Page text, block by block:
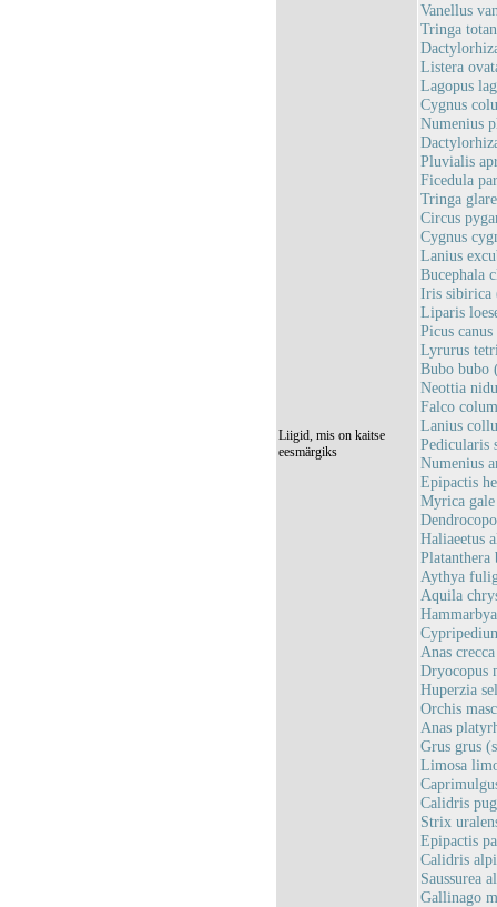
Liigid, mis on kaitse
eesmärgiks
Vanellus
Tringa
Listera
Lagopus
Cygnus
Numenius
Pluvialis
Ficedula
Tringa
Circus
Cygnus
Lanius
Bucephala
Iris sibirica
Liparis
Picus
Lyrurus
Bubo bubo
Neottia
Falco
Lanius
Pedicularis
Numenius
Epipactis
Myrica
Haliaeetus
Aythya
Aquila
Anas
Dryocopus
Huperzia
Orchis
Anas
Grus grus
Limosa
Calidris
Strix
Epipactis
Calidris
Saussurea
Gallinago